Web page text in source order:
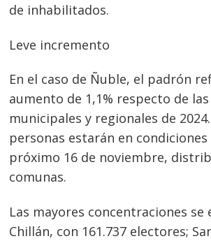
de inhabilitados.
Leve incremento
En el caso de Ñuble, el padrón
aumento de 1,1% respecto de
municipales y regionales de
personas estarán en
próximo 16 de noviembre,
comunas.
Las mayores concentraciones se
Chillán, con 161.737 electores;